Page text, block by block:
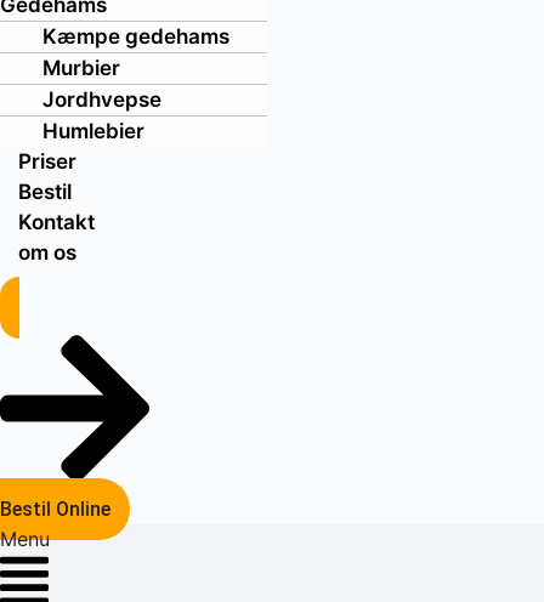
Gedehams
Kæmpe gedehams
Murbier
Jordhvepse
Humlebier
Priser
Bestil
Kontakt
om os
Bestil Online
Menu